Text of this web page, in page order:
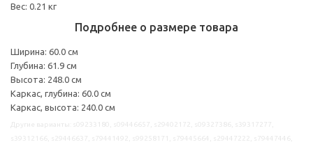
Вес: 0.21 кг
Подробнее о размере товара
Ширина: 60.0 см
Глубина: 61.9 см
Высота: 248.0 см
Каркас, глубина: 60.0 см
Каркас, высота: 240.0 см